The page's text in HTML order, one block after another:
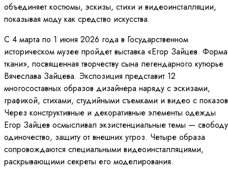
объединяет костюмы, эскизы, стихи и видеоинсталляции,
показывая моду как средство искусства.
С 4 марта по 1 июня 2026 года в Государственном
историческом музее пройдет выставка «Егор Зайцев. Форма
ткани», посвященная творчеству сына легендарного кутюрье
Вячеслава Зайцева. Экспозиция представит 12
многосоставных образов дизайнера наряду с эскизами,
графикой, стихами, студийными съемками и видео с
Через конструктивные и декоративные элементы одежды
Егор Зайцев осмысливал экзистенциальные темы —
одиночество, защиту от внешних угроз. Четыре образа
сопровождаются специальными видеоинсталляциями,
раскрывающими секреты его моделирования.